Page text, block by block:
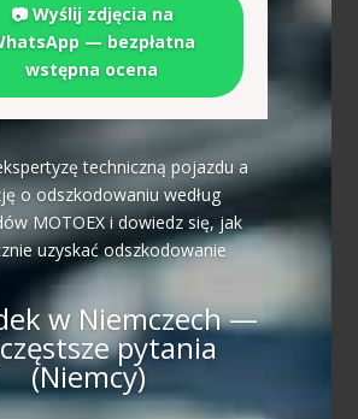
📷 Wyślij zdjęcia na
— bezpłatna
wstępna ocena
techniczną pojazdu a
o odszkodowaniu według
MOTOEX i dowiedz się, jak
uzyskać odszkodowanie
w Niemczech —
pytania
(Niemcy)